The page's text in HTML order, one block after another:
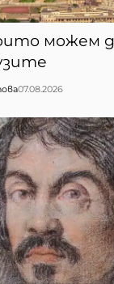
можем
07.08.2026